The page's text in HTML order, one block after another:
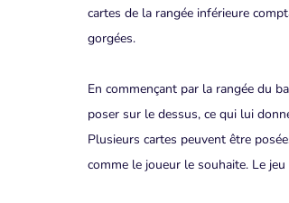
cartes de la rangée inférieure
gorgées.
En commençant par la rangée du
poser sur le dessus, ce qui lui
Plusieurs cartes peuvent être
comme le joueur le souhaite. Le